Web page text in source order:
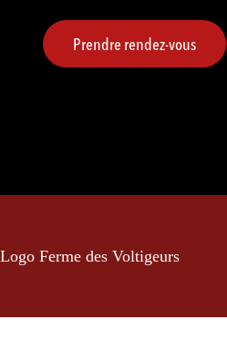
Prendre rendez-vous